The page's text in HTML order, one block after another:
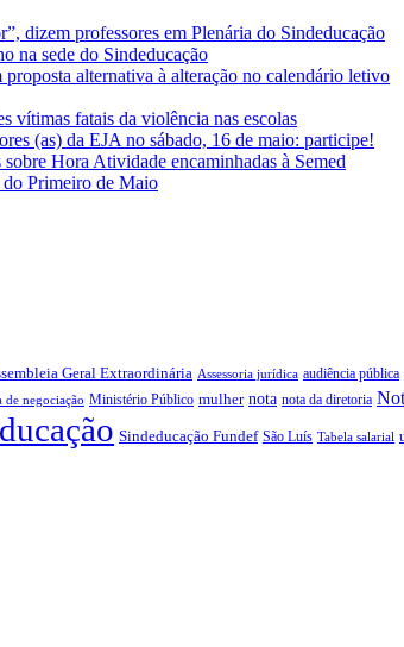
dizem professores em Plenária do Sindeducação
na sede do Sindeducação
alternativa à alteração no calendário letivo
vítimas fatais da violência nas escolas
(as) da EJA no sábado, 16 de maio: participe!
Hora Atividade encaminhadas à Semed
Primeiro de Maio
Geral Extraordinária Assessoria jurídica audiência pública
de negociação Ministério Público mulher nota nota da diretoria
Sindeducação Fundef São Luís Tabela salarial